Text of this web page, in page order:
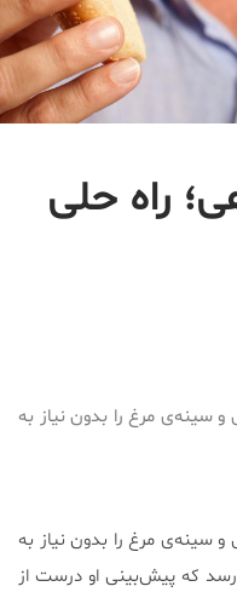
راه حلی
سینه‌ی مرغ را بدون نیاز به
سینه‌ی مرغ را بدون نیاز به
که پیش‌بینی او درست از